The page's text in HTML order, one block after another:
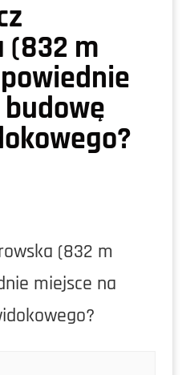
(832 m
(832 m
miejsce na